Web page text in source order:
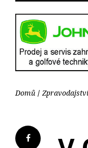
Domů Zpravodajství